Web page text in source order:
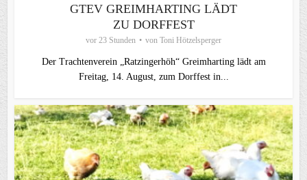
GTEV GREIMHARTING LÄDT
ZU DORFFEST
vor 23 Stunden von Toni Hötzelsperger
Der Trachtenverein „Ratzingerhöh“ Greimharting lädt am
Freitag, 14. August, zum Dorffest in...